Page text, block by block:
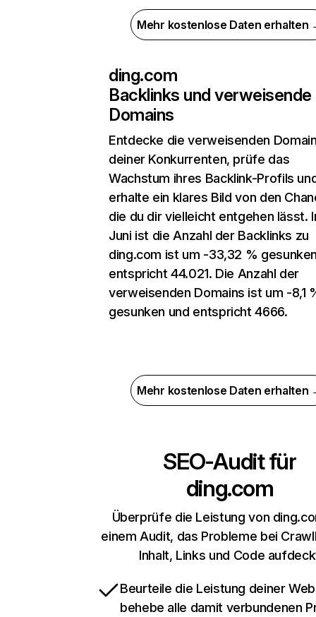
Mehr kostenlose Daten erhalten
ding.com
Backlinks und verweisende
Domains
Entdecke die verweisenden
deiner Konkurrenten, prüfe das
Wachstum ihres Backlink-Profils
erhalte ein klares Bild von den
die du dir vielleicht entgehen lässt.
Juni ist die Anzahl der Backlinks zu
ding.com ist um -33,32 %
entspricht 44.021. Die Anzahl der
verweisenden Domains ist um -8,1
gesunken und entspricht 4666.
Mehr kostenlose Daten erhalten
SEO-Audit für
ding.com
Überprüfe die Leistung von
einem Audit, das Probleme bei
Inhalt, Links und Code
Beurteile die Leistung deiner
behebe alle damit verbundenen